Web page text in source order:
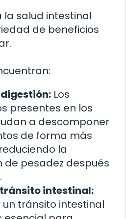
la salud intestinal
de beneficios
Los
presentes en los
a descomponer
de forma más
la
de pesadez después
tránsito intestinal:
tránsito intestinal